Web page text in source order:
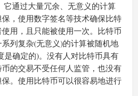
它通过大量冗余、无意义的计算
，使用数字签名等技术确保比特
用，且只能被使用一次。比特币
列复杂(无意义)的计算被随机地
是确定的)。没有人对比特币具有
的交易不受任何人监管，也没有
。使用比特币可以很容易地进行